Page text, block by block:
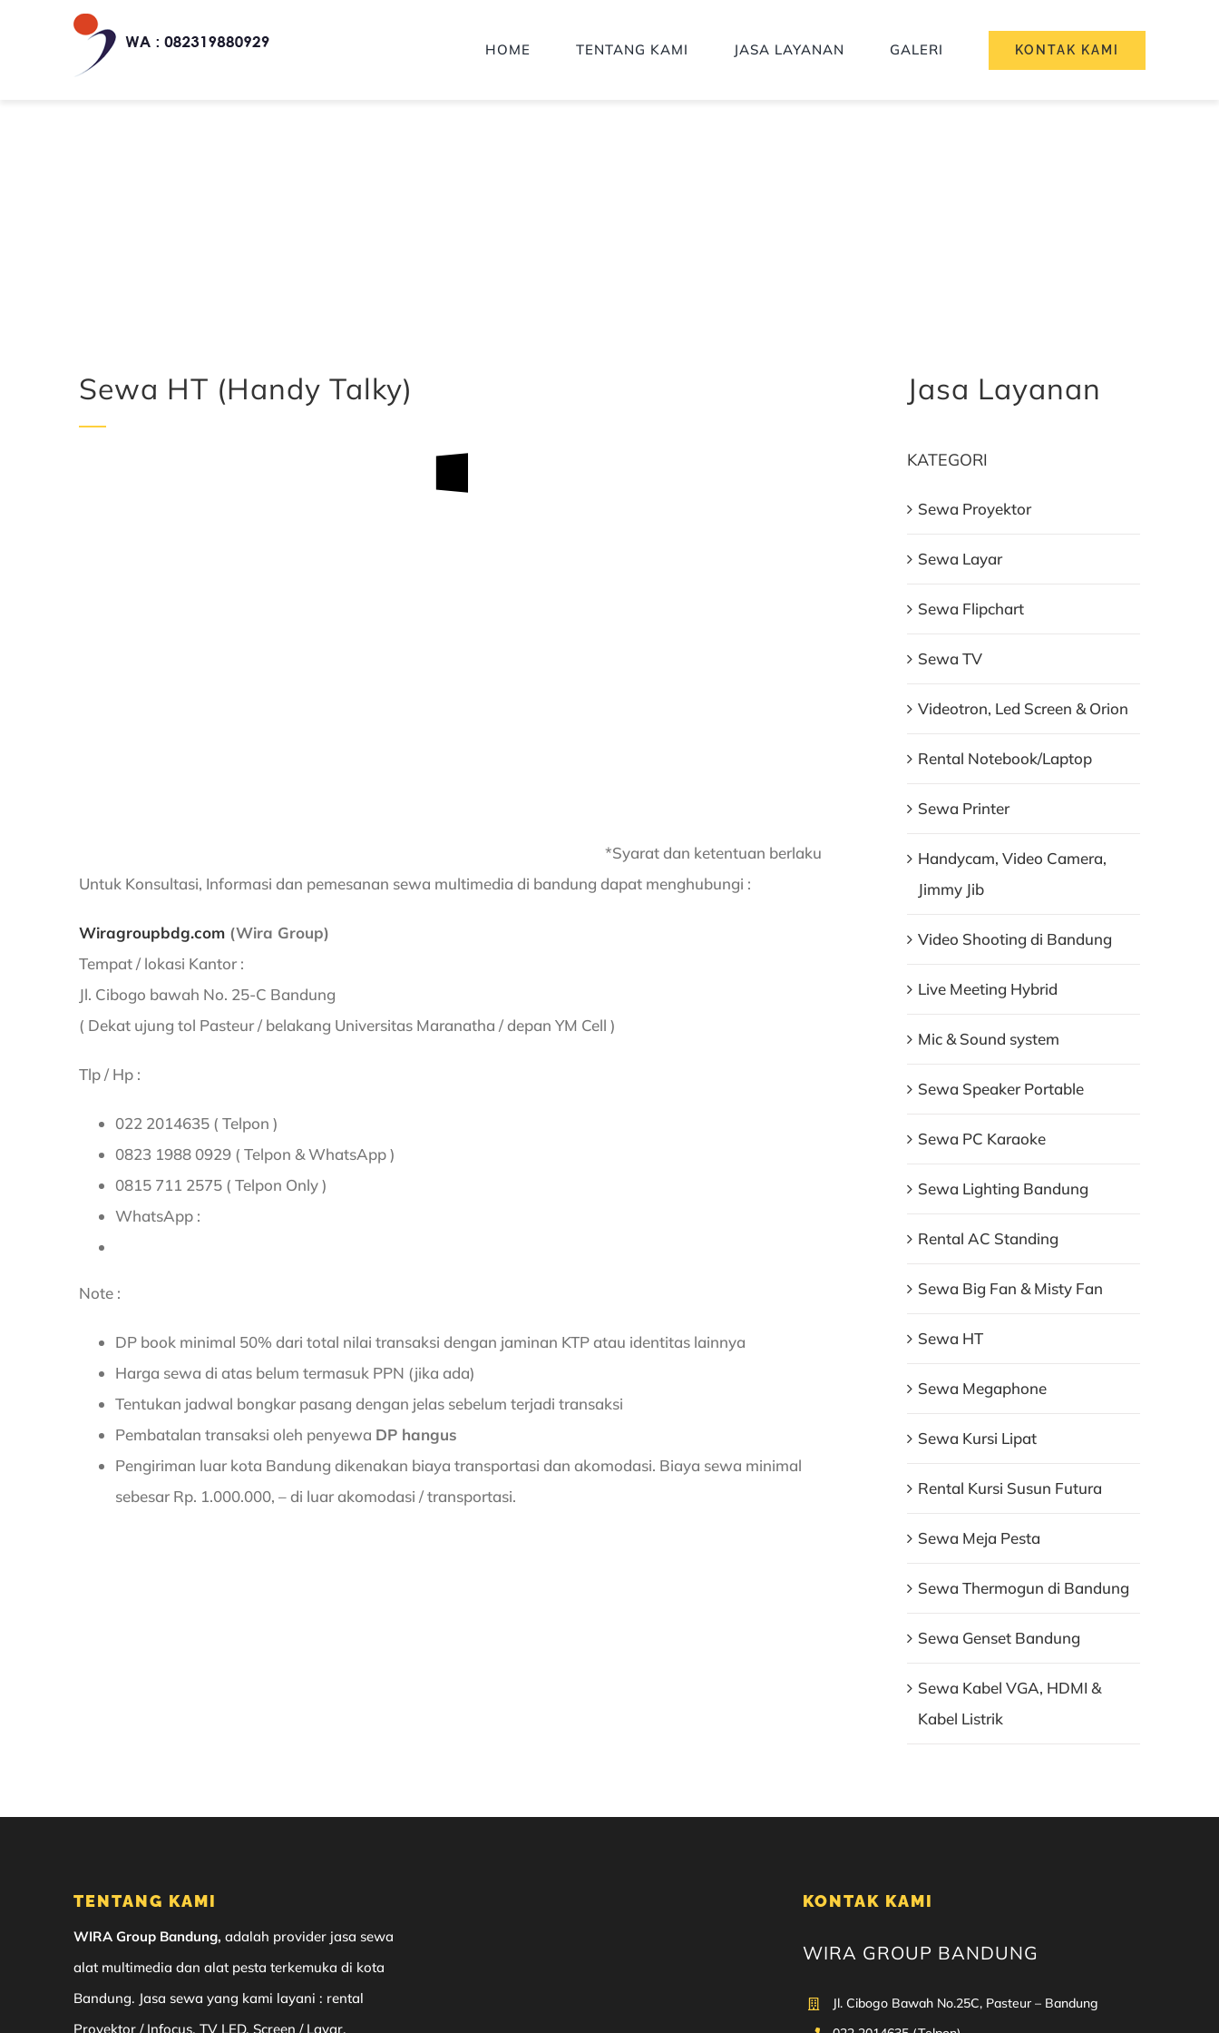
HOME TENTANG KAMI JASA LAYANAN GALERI KONTAK KAMI
Sewa HT (Handy Talky)
*Syarat dan ketentuan berlaku
Untuk Konsultasi, Informasi dan pemesanan sewa multimedia di bandung dapat menghubungi :
Wiragroupbdg.com(Wira Group)
Tempat / lokasi Kantor :
Jl. Cibogo bawah No. 25-C Bandung
( Dekat ujung tol Pasteur / belakang Universitas Maranatha / depan YM Cell )
Tlp / Hp :
022 2014635 ( Telpon )
0823 1988 0929 ( Telpon & WhatsApp )
0815 711 2575 ( Telpon Only )
WhatsApp :
Note :
DP book minimal 50% dari total nilai transaksi dengan jaminan KTP atau identitas lainnya
Harga sewa di atas belum termasuk PPN (jika ada)
Tentukan jadwal bongkar pasang dengan jelas sebelum terjadi transaksi
Pembatalan transaksi oleh penyewa DP hangus
Pengiriman luar kota Bandung dikenakan biaya transportasi dan akomodasi. Biaya sewa minimal
sebesar Rp. 1.000.000, – di luar akomodasi / transportasi.
Jasa Layanan
KATEGORI
Sewa Proyektor
Sewa Layar
Sewa Flipchart
Sewa TV
Videotron, Led Screen & Orion
Rental Notebook/Laptop
Sewa Printer
Handycam, Video Camera,
Jimmy Jib
Video Shooting di Bandung
Live Meeting Hybrid
Mic & Sound system
Sewa Speaker Portable
Sewa PC Karaoke
Sewa Lighting Bandung
Rental AC Standing
Sewa Big Fan & Misty Fan
Sewa HT
Sewa Megaphone
Sewa Kursi Lipat
Rental Kursi Susun Futura
Sewa Meja Pesta
Sewa Thermogun di Bandung
Sewa Genset Bandung
Sewa Kabel VGA, HDMI &
Kabel Listrik
TENTANG KAMI
WIRA Group Bandung, adalah provider jasa sewa
alat multimedia dan alat pesta terkemuka di kota
Bandung. Jasa sewa yang kami layani : rental
Proyektor / Infocus, TV LED, Screen / Layar,
KONTAK KAMI
WIRA GROUP BANDUNG
Jl. Cibogo Bawah No.25C, Pasteur – Bandung